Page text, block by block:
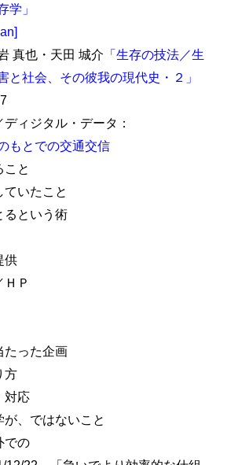
」
真也・天田 城介 「生存の技法／生
社会、その彼我の現代史・２」
ィジタル・データ：
もとでの交通交信
と
いたこと
という術
供
Ｐ
った企画
方
対応
、ではないこと
での